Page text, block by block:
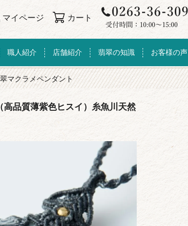
マイページ カート
職人紹介 店舗紹介 翡翠の知識 お客様の声
マクラメペンダント
品質薄紫色ヒスイ）糸魚川天然